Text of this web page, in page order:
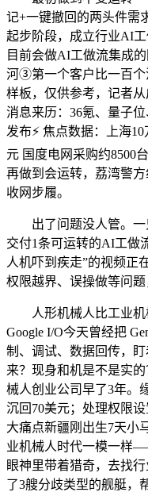
记+一键撤回的两头件需
起步阶段，成立行业AI
目前会做AI工做流集成
河③第一个客户比一百
样板，仅供参考，记者
消息来历：36氪、量子位
发布⚡ 焦点数据：上海
元 国度电网采购约8500
再做到会运转，荔湾警
收网步履。
出了问题没人管。一
交付1条可运转的AI工做
人机吓到疾走”的视频正
权限越界、误操做等问题
人形机械人比工业机
Google I/O今天曾经把
制、调试、数据回传，
来？现身和机是不是实
械人创业公司早了3年。
沉回70美元；处理权限
大痛点新疆刚出生7天小
业机械人时代一模一样
眼神里带着猎奇，去找
了3艘分歧类型的舰艇，